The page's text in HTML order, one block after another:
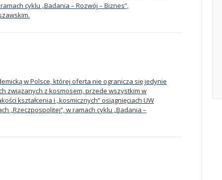
cyklu „Badania – Rozwój – Biznes”,
w Polsce, której oferta nie ogranicza się jedynie
związanych z kosmosem, przede wszystkim w
kształcenia i „kosmicznych” osiągnięciach UW
„Rzeczpospolitej”, w ramach cyklu „Badania –